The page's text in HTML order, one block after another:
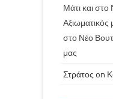
Μάτι και
Αξιωματικός
στο Νέο
μας
Στράτος on